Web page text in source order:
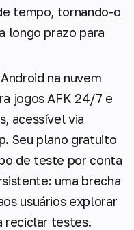
tempo, tornando-o
longo prazo para
na nuvem
jogos AFK 24/7 e
acessível via
Seu plano gratuito
de teste por conta
uma brecha
usuários explorar
reciclar testes.